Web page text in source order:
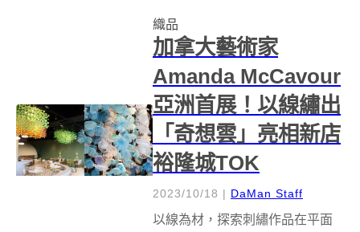
織品
加拿大藝術家
Amanda McCavour
亞洲首展！以線繡出
「奇想雲」亮相新店
裕隆城TOK
2023/10/18 | DaMan Staff
以線為材，探索刺繡作品在平面